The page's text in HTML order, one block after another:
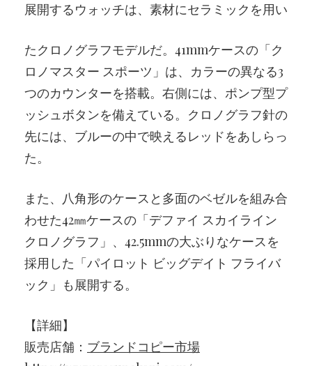
展開するウォッチは、素材にセラミックを用い
たクロノグラフモデルだ。41mmケースの「ク
ロノマスター スポーツ」は、カラーの異なる3
つのカウンターを搭載。右側には、ポンプ型プ
ッシュボタンを備えている。クロノグラフ針の
先には、ブルーの中で映えるレッドをあしらっ
た。
また、八角形のケースと多面のベゼルを組み合
わせた42㎜ケースの「デファイ スカイライン
クロノグラフ」、42.5mmの大ぶりなケースを
採用した「パイロット ビッグデイト フライバ
ック」も展開する。
【詳細】
販売店舗： ブランドコピー市場